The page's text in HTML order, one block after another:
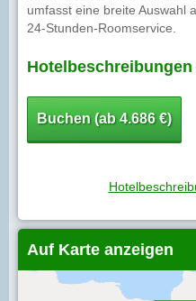
umfasst eine breite Auswahl
24-Stunden-Roomservice.
Buchen (ab 4.686 €)
Auf Karte anzeigen